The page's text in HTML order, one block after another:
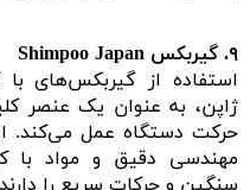
۹. گیربکس Shimpoo Japan
ژاپن، به عنوان یک عنصر
حرکت دستگاه عمل می‌کند.
مهندسی دقیق و مواد با
سنگین و حرکات سریع را